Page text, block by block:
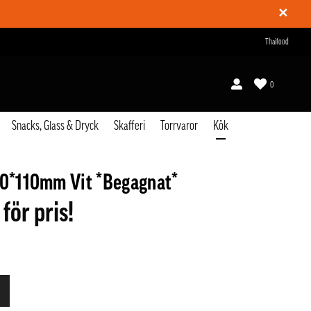
✕
Thaifood
0
Snacks, Glass & Dryck Skafferi Torrvaror Kök
Vit *Begagnat*
för pris!